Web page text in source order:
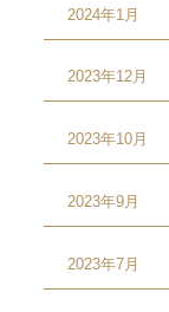
2024年1月
2023年12月
2023年10月
2023年9月
2023年7月